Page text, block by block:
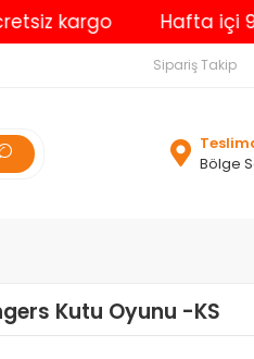
Hafta içi 9:00'a
Sipariş Takip
Bölge
Kutu Oyunu -KS